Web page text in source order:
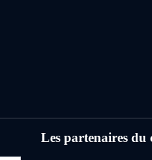
Les partenaires du